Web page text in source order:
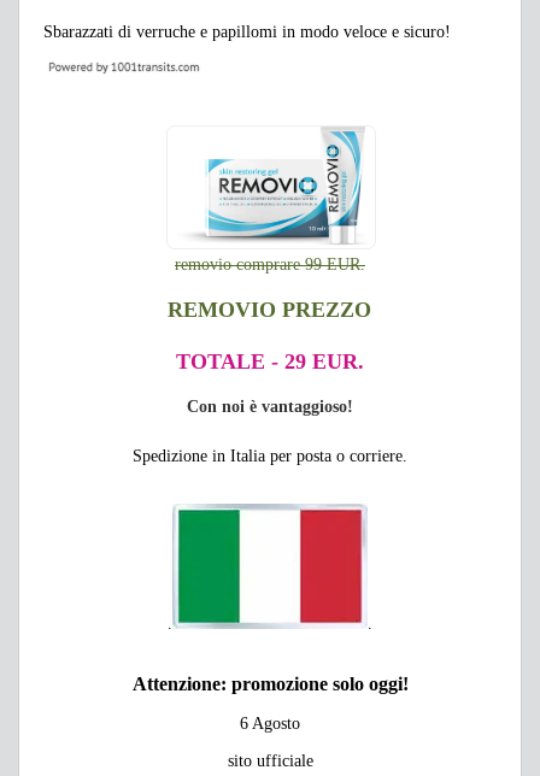
Sbarazzati di verruche e papillomi in modo veloce e sicuro!
removio comprare 99 EUR.
REMOVIO PREZZO
TOTALE - 29 EUR.
Con noi è vantaggioso!
Spedizione in Italia per posta o corriere.
Attenzione: promozione solo oggi!
6 Agosto
sito ufficiale